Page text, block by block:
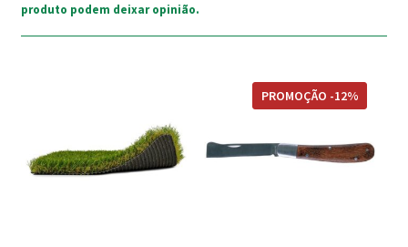
produto podem deixar opinião.
multiple
variants.
PROMOÇÃO -12%